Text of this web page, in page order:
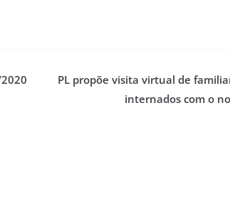
PL propõe visita virtual de
internados com o